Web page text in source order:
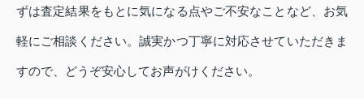
ずは査定結果をもとに気になる点やご不安なことなど、お気
軽にご相談ください。誠実かつ丁寧に対応させていただきま
すので、どうぞ安心してお声がけください。